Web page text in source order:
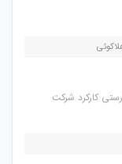
کارکرد شرکت